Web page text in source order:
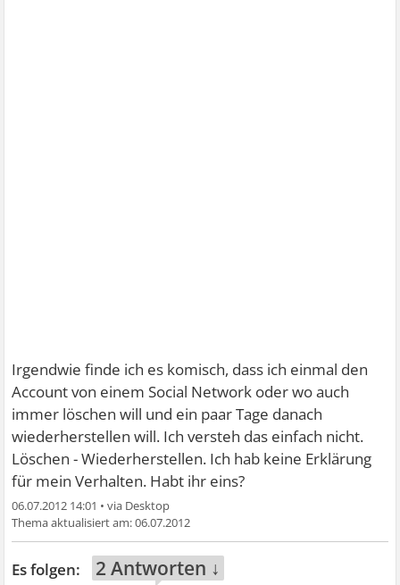
Irgendwie finde ich es komisch, dass ich einmal den
Account von einem Social Network oder wo auch
immer löschen will und ein paar Tage danach
wiederherstellen will. Ich versteh das einfach nicht.
Löschen - Wiederherstellen. Ich hab keine Erklärung
für mein Verhalten. Habt ihr eins?
06.07.2012 14:01 •
06.07.2012
2 Antworten ↓